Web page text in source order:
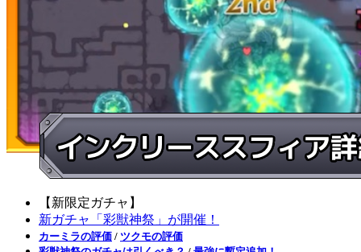
【新限定ガチャ】
新ガチャ「彩獣神祭」が開催！
カーミラの評価 / ツクモの評価